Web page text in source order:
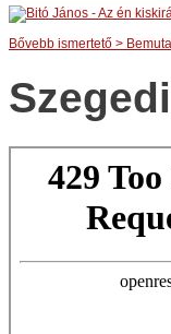
Bővebb ismertető >